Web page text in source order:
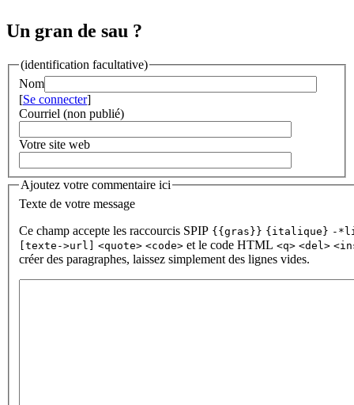
Un gran de sau ?
(identification facultative)
Nom
[Se connecter]
Courriel (non publié)
Votre site web
Ajoutez votre commentaire ici
Texte de votre message
Ce champ accepte les raccourcis SPIP {{gras}} {italique} -
[texte->url] <quote> <code> et le code HTML <q> <del>
créer des paragraphes, laissez simplement des lignes vides.